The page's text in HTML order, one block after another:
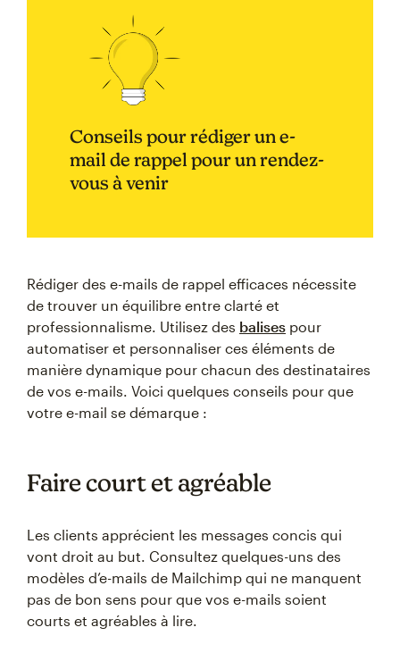
Conseils pour rédiger un e-
mail de rappel pour un rendez-
vous à venir
Rédiger des e-mails de rappel efficaces nécessite
de trouver un équilibre entre clarté et
professionnalisme. Utilisez des balises pour
automatiser et personnaliser ces éléments de
manière dynamique pour chacun des destinataires
de vos e-mails. Voici quelques conseils pour que
votre e-mail se démarque :
Faire court et agréable
Les clients apprécient les messages concis qui
vont droit au but. Consultez quelques-uns des
modèles d’e-mails de Mailchimp qui ne manquent
pas de bon sens pour que vos e-mails soient
courts et agréables à lire.